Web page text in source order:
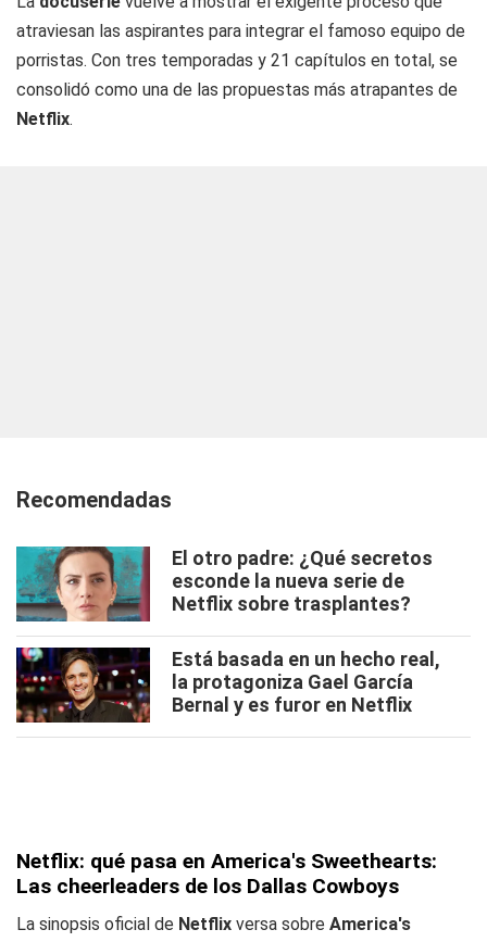
atraviesan las aspirantes para integrar el famoso equipo de
porristas. Con tres temporadas y 21 capítulos en total, se
consolidó como una de las propuestas más atrapantes de
Netflix.
Recomendadas
El otro padre: ¿Qué secretos
esconde la nueva serie de
Netflix sobre trasplantes?
Está basada en un hecho real,
la protagoniza Gael García
Bernal y es furor en Netflix
Netflix: qué pasa en America's Sweethearts:
Las cheerleaders de los Dallas Cowboys
La sinopsis oficial de Netflix versa sobre America's